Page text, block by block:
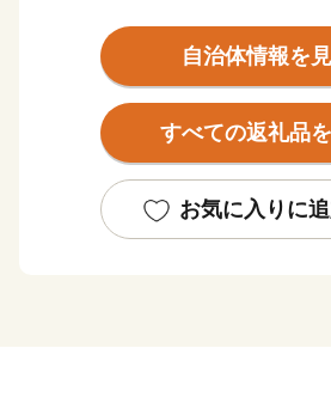
主な産業は農業で、雄大な立山連
な土壌を活かし、主にコシヒカリ
近年では、子育て共助のまちづく
る「園むすびプロジェクト」の取
公園等コンクールにて最高賞であ
自治体情報を
すべての返礼品
お気に入りに